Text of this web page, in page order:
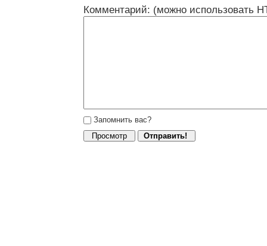
Комментарий: (можно использовать
Запомнить вас?